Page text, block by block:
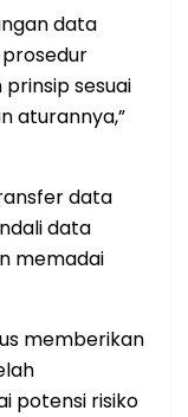
data
sesuai
aturannya,”
data
data
memadai
memberikan
potensi risiko